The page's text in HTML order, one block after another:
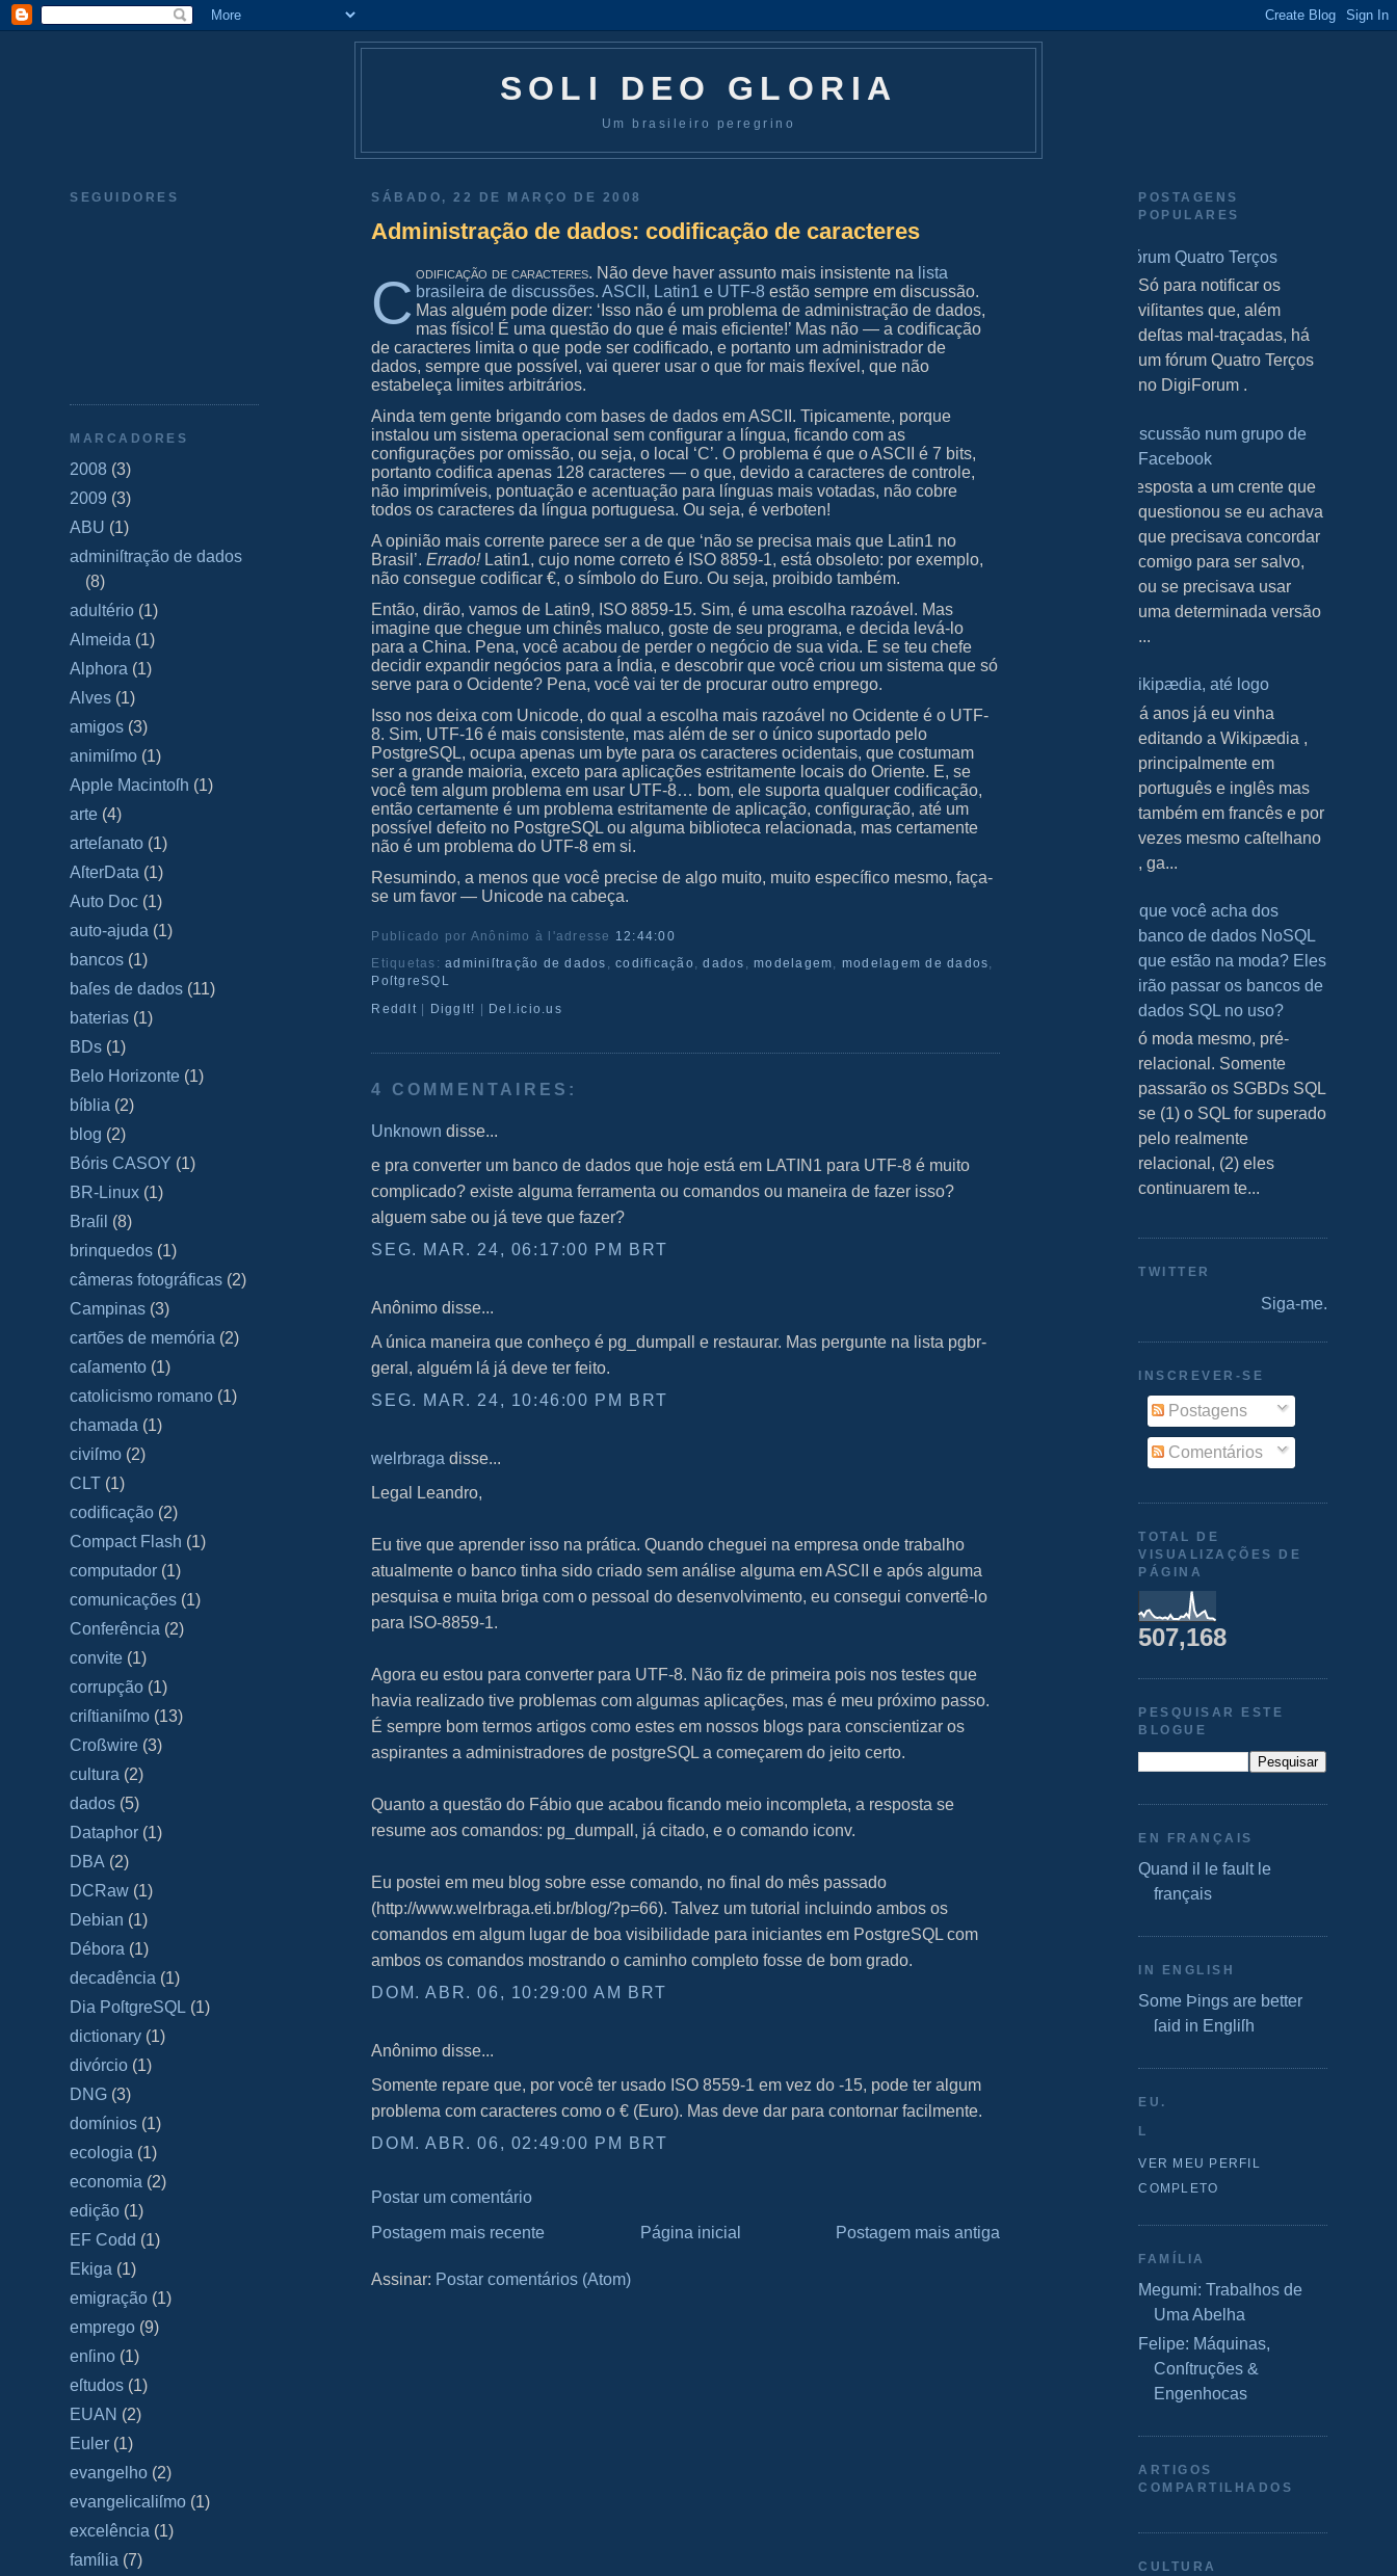
SOLI DEO GLORIA
Um brasileiro peregrino
SEGUIDORES
MARCADORES
2008 (3)
2009 (3)
ABU (1)
adminiſtração de dados
(8)
adultério (1)
Almeida (1)
Alphora (1)
Alves (1)
amigos (3)
animiſmo (1)
Apple Macintoſh (1)
arte (4)
arteſanato (1)
AſterData (1)
Auto Doc (1)
auto-ajuda (1)
bancos (1)
baſes de dados (11)
baterias (1)
BDs (1)
Belo Horizonte (1)
bíblia (2)
blog (2)
Bóris CASOY (1)
BR-Linux (1)
Braſil (8)
brinquedos (1)
câmeras fotográficas (2)
Campinas (3)
cartões de memória (2)
caſamento (1)
catolicismo romano (1)
chamada (1)
civiſmo (2)
CLT (1)
codificação (2)
Compact Flash (1)
computador (1)
comunicações (1)
Conferência (2)
convite (1)
corrupção (1)
criſtianiſmo (13)
Croßwire (3)
cultura (2)
dados (5)
Dataphor (1)
DBA (2)
DCRaw (1)
Debian (1)
Débora (1)
decadência (1)
Dia PoſtgreSQL (1)
dictionary (1)
divórcio (1)
DNG (3)
domínios (1)
ecologia (1)
economia (2)
edição (1)
EF Codd (1)
Ekiga (1)
emigração (1)
emprego (9)
enſino (1)
eſtudos (1)
EUAN (2)
Euler (1)
evangelho (2)
evangelicaliſmo (1)
excelência (1)
família (7)
SÁBADO, 22 DE MARÇO DE 2008
Administração de dados: codificação de caracteres
C odificação de caracteres. Não deve haver assunto mais insistente na lista
brasileira de discussões. ASCII, Latin1 e UTF-8 estão sempre em discussão.
Mas alguém pode dizer: ‘Isso não é um problema de administração de dados,
mas físico! É uma questão do que é mais eficiente!’ Mas não — a codificação
de caracteres limita o que pode ser codificado, e portanto um administrador de
dados, sempre que possível, vai querer usar o que for mais flexível, que não
estabeleça limites arbitrários.
Ainda tem gente brigando com bases de dados em ASCII. Tipicamente, porque
instalou um sistema operacional sem configurar a língua, ficando com as
configurações por omissão, ou seja, o local ‘C’. O problema é que o ASCII é 7 bits,
portanto codifica apenas 128 caracteres — o que, devido a caracteres de controle,
não imprimíveis, pontuação e acentuação para línguas mais votadas, não cobre
todos os caracteres da língua portuguesa. Ou seja, é verboten!
A opinião mais corrente parece ser a de que ‘não se precisa mais que Latin1 no
Brasil’.Errado!Latin1, cujo nome correto é ISO 8859-1, está obsoleto: por exemplo,
não consegue codificar €, o símbolo do Euro. Ou seja, proibido também.
Então, dirão, vamos de Latin9, ISO 8859-15. Sim, é uma escolha razoável. Mas
imagine que chegue um chinês maluco, goste de seu programa, e decida levá-lo
para a China. Pena, você acabou de perder o negócio de sua vida. E se teu chefe
decidir expandir negócios para a Índia, e descobrir que você criou um sistema que só
serve para o Ocidente? Pena, você vai ter de procurar outro emprego.
Isso nos deixa com Unicode, do qual a escolha mais razoável no Ocidente é o UTF-
8. Sim, UTF-16 é mais consistente, mas além de ser o único suportado pelo
PostgreSQL, ocupa apenas um byte para os caracteres ocidentais, que costumam
ser a grande maioria, exceto para aplicações estritamente locais do Oriente. E, se
você tem algum problema em usar UTF-8… bom, ele suporta qualquer codificação,
então certamente é um problema estritamente de aplicação, configuração, até um
possível defeito no PostgreSQL ou alguma biblioteca relacionada, mas certamente
não é um problema do UTF-8 em si.
Resumindo, a menos que você precise de algo muito, muito específico mesmo, faça-
se um favor — Unicode na cabeça.
Publicado por Anônimo à l'adresse 12:44:00
Etiquetas:adminiſtração de dados ,codificação ,dados ,modelagem, modelagem de dados,
PoſtgreSQL
ReddIt | DiggIt! | Del.icio.us
4 COMMENTAIRES:
Unknown disse...
e pra converter um banco de dados que hoje está em LATIN1 para UTF-8 é muito
complicado? existe alguma ferramenta ou comandos ou maneira de fazer isso?
alguem sabe ou já teve que fazer?
SEG. MAR. 24, 06:17:00 PM BRT
Anônimo disse...
A única maneira que conheço é pg_dumpall e restaurar. Mas pergunte na lista pgbr-
geral, alguém lá já deve ter feito.
SEG. MAR. 24, 10:46:00 PM BRT
welrbraga disse...
Legal Leandro,
Eu tive que aprender isso na prática. Quando cheguei na empresa onde trabalho
atualmente o banco tinha sido criado sem análise alguma em ASCII e após alguma
pesquisa e muita briga com o pessoal do desenvolvimento, eu consegui convertê-lo
para ISO-8859-1.
Agora eu estou para converter para UTF-8. Não fiz de primeira pois nos testes que
havia realizado tive problemas com algumas aplicações, mas é meu próximo passo.
É sempre bom termos artigos como estes em nossos blogs para conscientizar os
aspirantes a administradores de postgreSQL a começarem do jeito certo.
Quanto a questão do Fábio que acabou ficando meio incompleta, a resposta se
resume aos comandos: pg_dumpall, já citado, e o comando iconv.
Eu postei em meu blog sobre esse comando, no final do mês passado
(http://www.welrbraga.eti.br/blog/?p=66). Talvez um tutorial incluindo ambos os
comandos em algum lugar de boa visibilidade para iniciantes em PostgreSQL com
ambos os comandos mostrando o caminho completo fosse de bom grado.
DOM. ABR. 06, 10:29:00 AM BRT
Anônimo disse...
Somente repare que, por você ter usado ISO 8559-1 em vez do -15, pode ter algum
problema com caracteres como o € (Euro). Mas deve dar para contornar facilmente.
DOM. ABR. 06, 02:49:00 PM BRT
Postar um comentário
Postagem mais recente
Postagem mais antiga
Página inicial
Assinar: Postar comentários (Atom)
POSTAGENS
POPULARES
Fórum Quatro Terços
S Só para notificar os
viſitantes que, além
deſtas mal-traçadas, há
um fórum Quatro Terços
no DigiForum .
Discussão num grupo de
Facebook
Resposta a um crente que
questionou se eu achava
que precisava concordar
comigo para ser salvo,
ou se precisava usar
uma determinada versão
...
Wikipædia, até logo
H á anos já eu vinha
editando a Wikipædia ,
principalmente em
português e inglês mas
também em francês e por
vezes mesmo caſtelhano
, ga...
O que você acha dos
banco de dados NoSQL
que estão na moda? Eles
irão passar os bancos de
dados SQL no uso?
S ó moda mesmo, pré-
relacional. Somente
passarão os SGBDs SQL
se (1) o SQL for superado
pelo realmente
relacional, (2) eles
continuarem te...
TWITTER
Siga-me.
INSCREVER-SE
Postagens
Comentários
TOTAL DE
VISUALIZAÇÕES DE
PÁGINA
507,168
PESQUISAR ESTE
BLOGUE
EN FRANÇAIS
Quand il le fault le
français
IN ENGLISH
Some Þings are better
ſaid in Engliſh
EU.
L
VER MEU PERFIL
COMPLETO
FAMÍLIA
Megumi: Trabalhos de
Uma Abelha
Felipe: Máquinas,
Conſtruções &
Engenhocas
ARTIGOS
COMPARTILHADOS
CULTURA